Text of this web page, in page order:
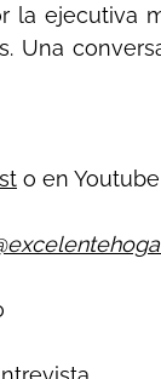
la ejecutiva
Una
o en